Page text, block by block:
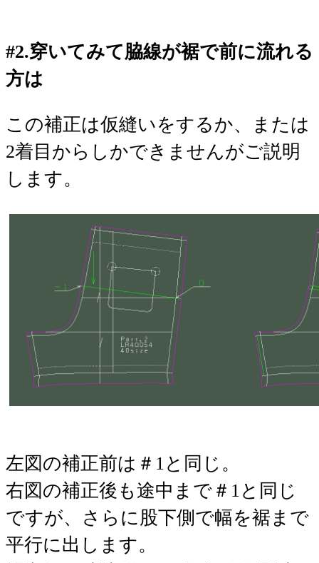
#2.穿いてみて脇線が裾で前に流れる
方は
この補正は仮縫いをするか、または
2着目からしかできませんがご説明
します。
左図の補正前は＃1と同じ。
右図の補正後も途中まで＃1と同じ
ですが、さらに股下側で幅を裾まで
平行に出します。